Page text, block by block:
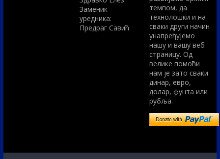
Заменик
уредника:
Предраг Савић
темпом, да
технолошки и на
сваки други начин
унапређујемо
нашу и вашу веб
страницу. Од
велике помоћи
нам је зато сваки
динар, евро,
долар, фунта или
рубља.